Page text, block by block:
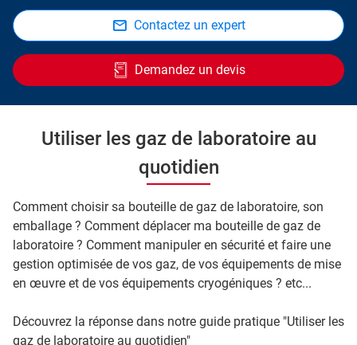
Contactez un expert
Demandez un devis
Utiliser les gaz de laboratoire au
quotidien
Comment choisir sa bouteille de gaz de laboratoire, son
emballage ? Comment déplacer ma bouteille de gaz de
laboratoire ? Comment manipuler en sécurité et faire une
gestion optimisée de vos gaz, de vos équipements de mise
en œuvre et de vos équipements cryogéniques ? etc...
Découvrez la réponse dans notre guide pratique "Utiliser les
gaz de laboratoire au quotidien"